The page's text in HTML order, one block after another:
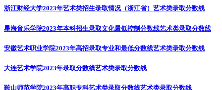
浙江财经大学2023年艺术类招生录取情况（浙江省） 艺术类录取分数线
星海音乐学院2023年本科招生录取文化最低控制分数线艺术类录取分数线
安徽艺术职业学院2023年高招录取专业和最低分数线艺术类录取分数线
大连艺术学院2023年录取分数线艺术类录取分数线
鞍山师范学院2023年高职专科艺术类录取分数线艺术类录取分数线